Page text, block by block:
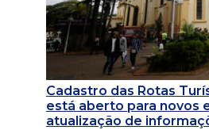
Cadastro das Rotas
está aberto para novos
atualização de